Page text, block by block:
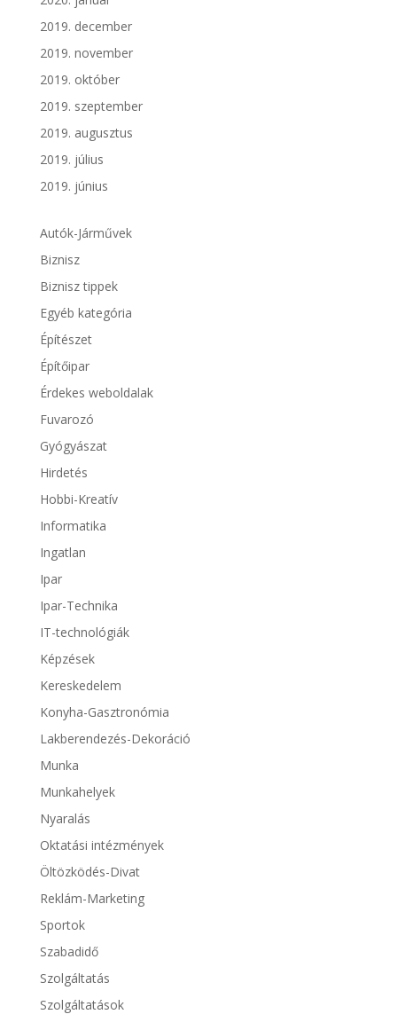
2019. december
2019. november
2019. október
2019. szeptember
2019. augusztus
2019. július
2019. június
Autók-Járművek
Biznisz
Biznisz tippek
Egyéb kategória
Építészet
Építőipar
Érdekes weboldalak
Fuvarozó
Gyógyászat
Hirdetés
Hobbi-Kreatív
Informatika
Ingatlan
Ipar
Ipar-Technika
IT-technológiák
Képzések
Kereskedelem
Konyha-Gasztronómia
Lakberendezés-Dekoráció
Munka
Munkahelyek
Nyaralás
Oktatási intézmények
Öltözködés-Divat
Reklám-Marketing
Sportok
Szabadidő
Szolgáltatás
Szolgáltatások